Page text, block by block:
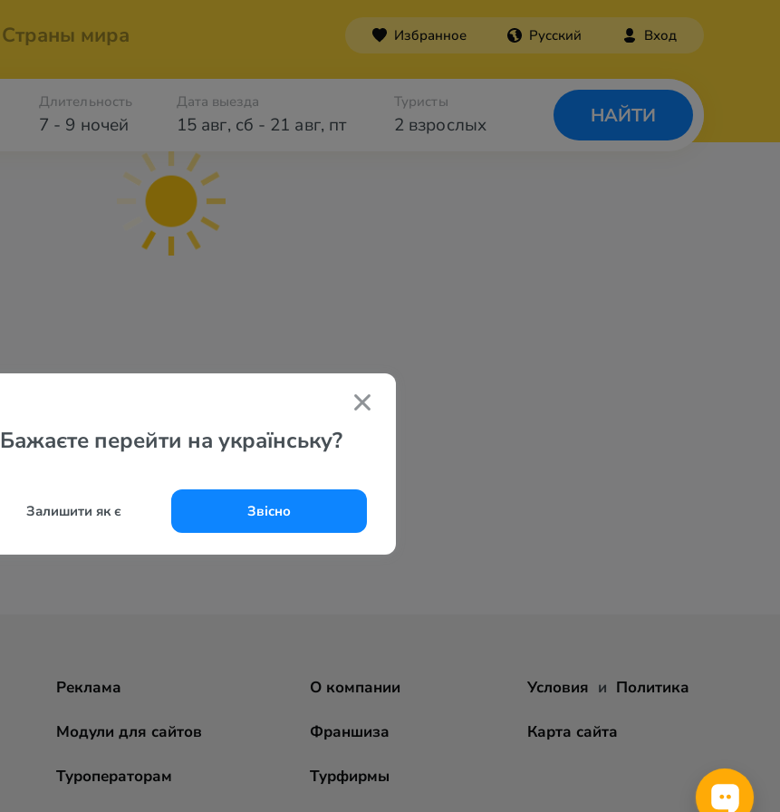
Страны мира Избранное Русский Вход
7 - 9 ночей
Длительность Дата выезда
15 авг, сб - 21 авг, пт 2 взрослых
Туристы
НАЙТИ
Бажаєте перейти на українську?
Залишити як є Звісно
Реклама
Модули для сайтов
Туроператорам
О компании
Франшиза
Турфирмы
Условия и Политика
Карта сайта